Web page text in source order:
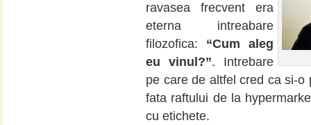
ravasea frecvent era
eterna intreabare
filozofica: “Cum aleg
eu vinul?”. Intrebare
pe care de altfel cred ca si-
fata raftului de la
cu etichete.